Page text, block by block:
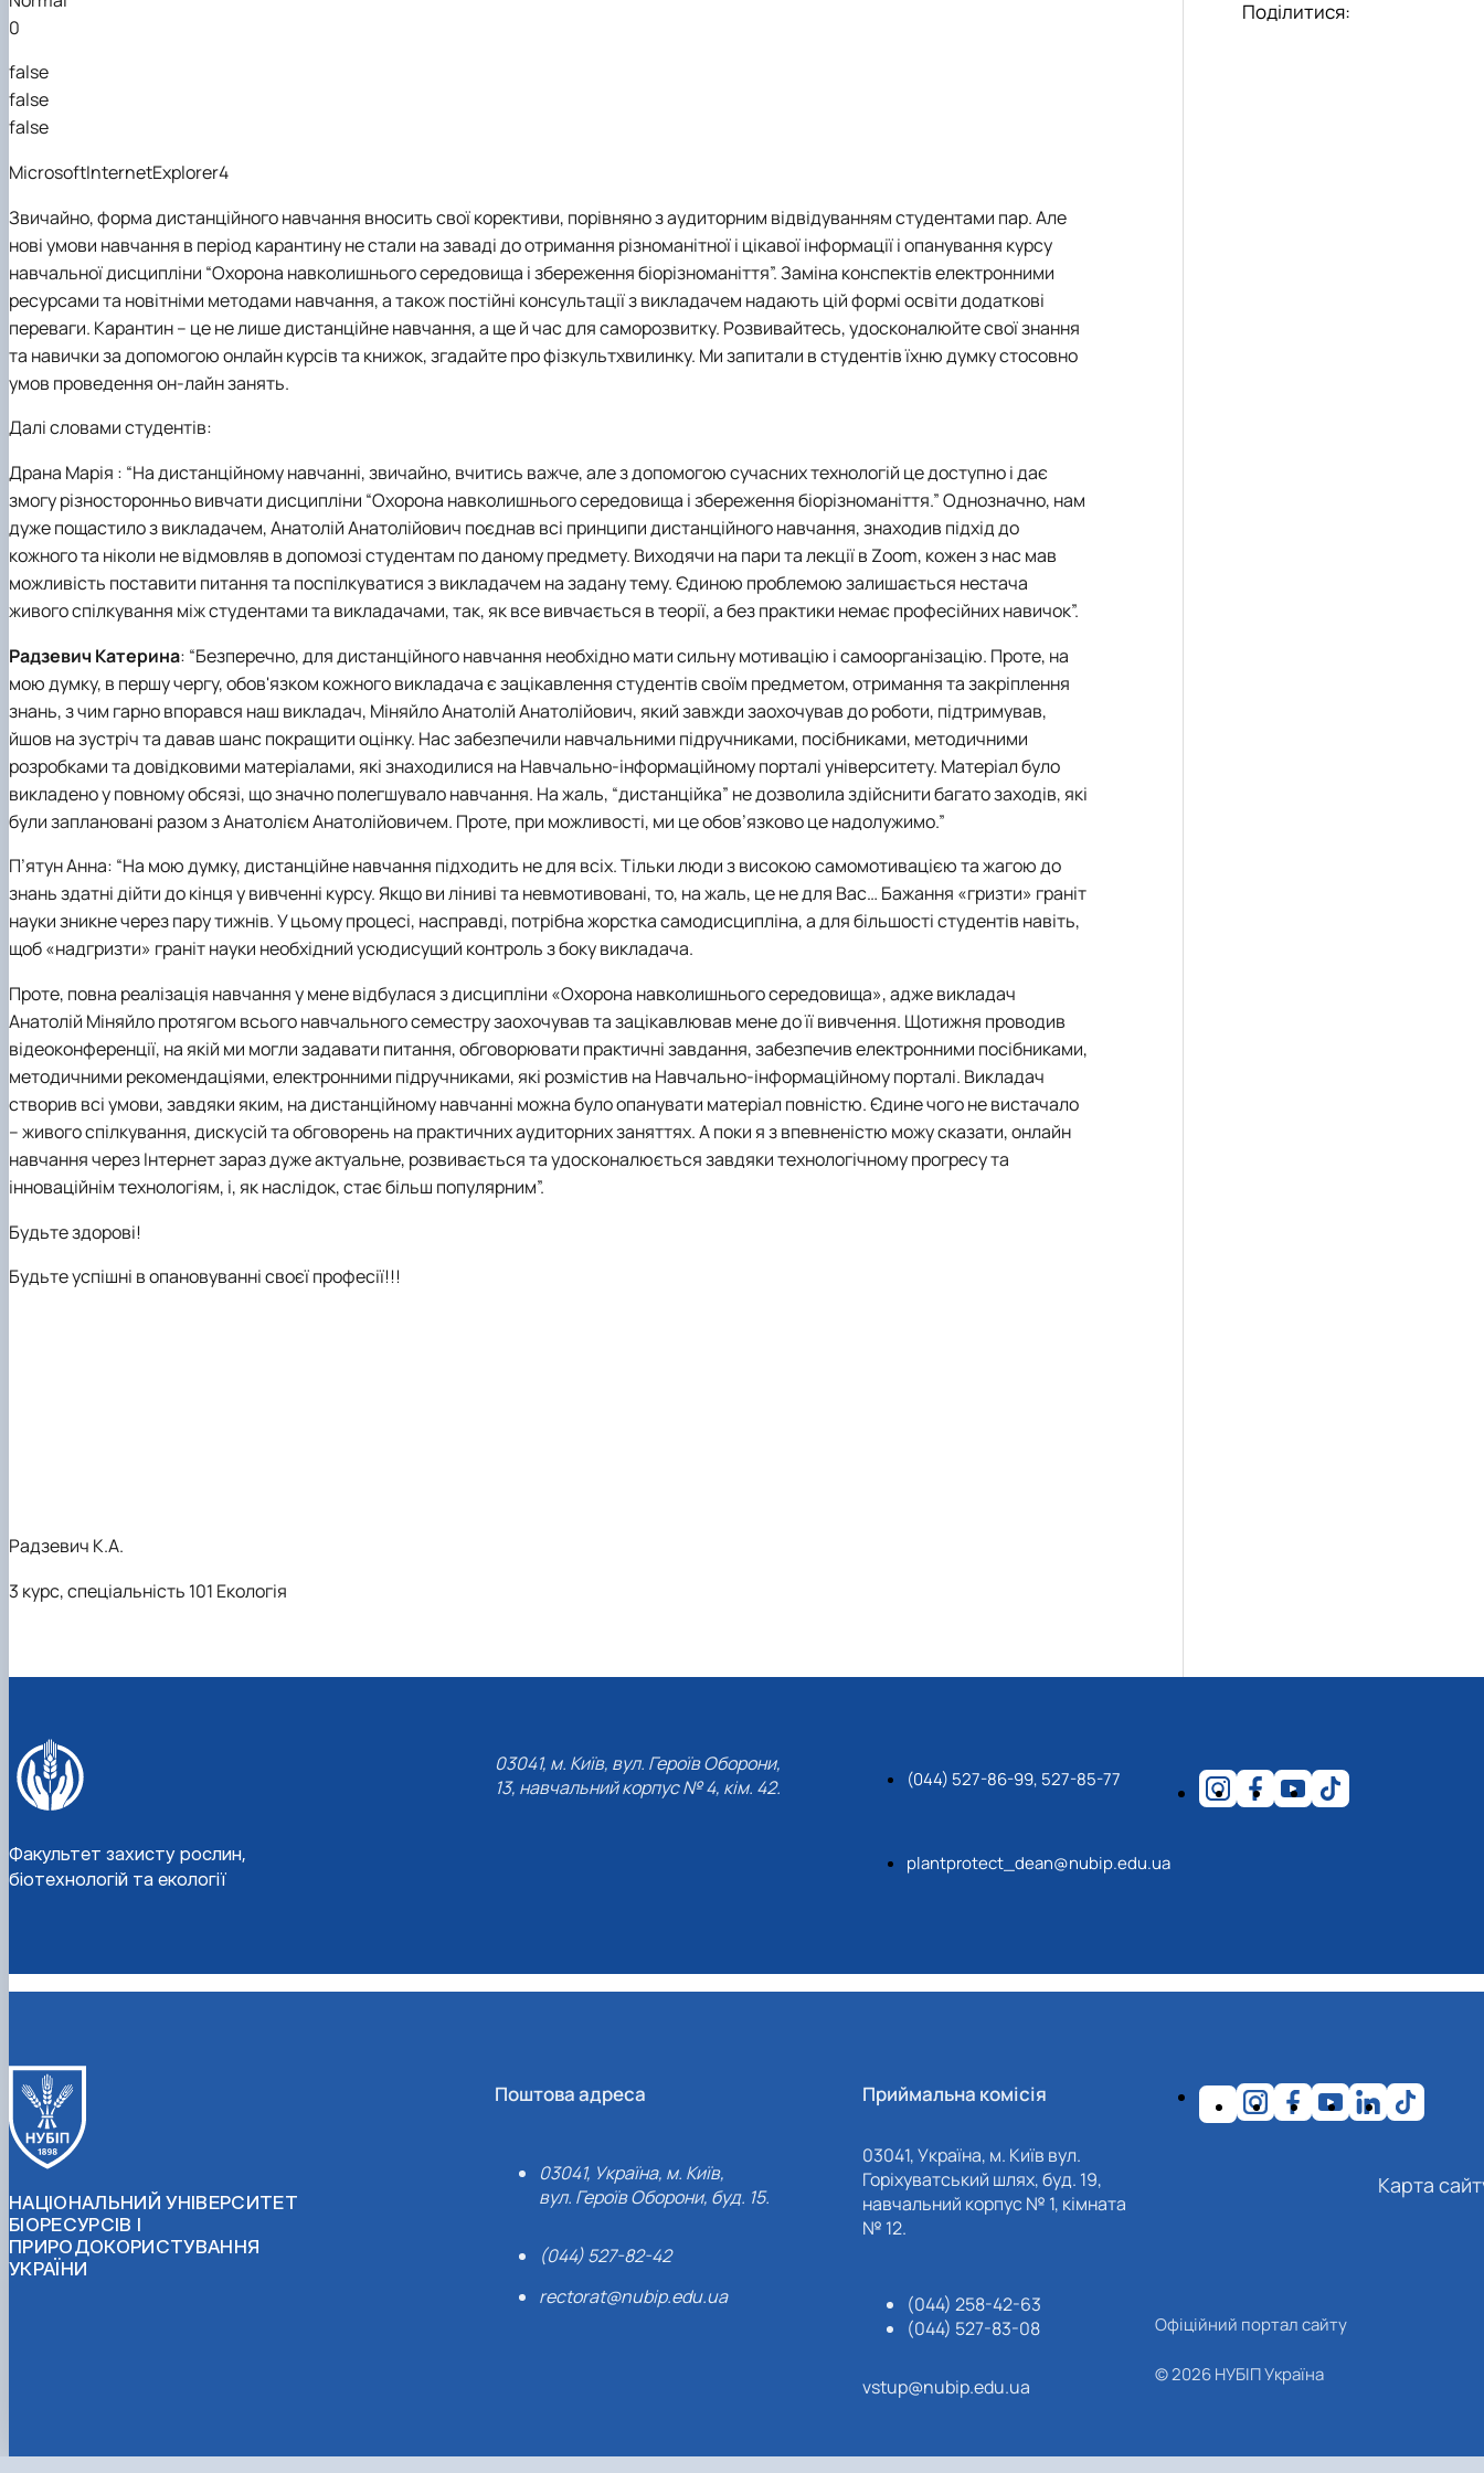
0
false
false
false
MicrosoftInternetExplorer4
Звичайно, форма дистанційного навчання вносить свої корективи, порівняно з аудиторним відвідуванням студентами пар. Але
нові умови навчання в період карантину не стали на заваді до отримання різноманітної і цікавої інформації і опанування курсу
навчальної дисципліни “Охорона навколишнього середовища і збереження біорізноманіття”. Заміна конспектів електронними
ресурсами та новітніми методами навчання, а також постійні консультації з викладачем надають цій формі освіти додаткові
переваги. Карантин – це не лише дистанційне навчання, а ще й час для саморозвитку. Розвивайтесь, удосконалюйте свої знання
та навички за допомогою онлайн курсів та книжок, згадайте про фізкультхвилинку. Ми запитали в студентів їхню думку стосовно
умов проведення он-лайн занять.
Далі словами студентів:
Драна Марія : “На дистанційному навчанні, звичайно, вчитись важче, але з допомогою сучасних технологій це доступно і дає
змогу різносторонньо вивчати дисципліни “Охорона навколишнього середовища і збереження біорізноманіття.”Однозначно, нам
дуже пощастило з викладачем, Анатолій Анатолійович поєднав всі принципи дистанційного навчання, знаходив підхід до
кожного та ніколи не відмовляв в допомозі студентам по даному предмету. Виходячи на пари та лекції в Zoom, кожен з нас мав
можливість поставити питання та поспілкуватися з викладачем на задану тему. Єдиною проблемою залишається нестача
живого спілкування між студентами та викладачами, так, як все вивчається в теорії, а без практики немає професійних навичок”.
Радзевич Катерина: “Безперечно, для дистанційного навчання необхідно мати сильну мотивацію і самоорганізацію. Проте, на
мою думку, в першу чергу, обов'язком кожного викладача є зацікавлення студентів своїм предметом, отримання та закріплення
знань, з чим гарно впорався наш викладач, Міняйло Анатолій Анатолійович, який завжди заохочував до роботи, підтримував,
йшов на зустріч та давав шанс покращити оцінку. Нас забезпечили навчальними підручниками, посібниками, методичними
розробками та довідковими матеріалами, які знаходилися на Навчально-інформаційному порталі університету. Матеріал було
викладено у повному обсязі, що значно полегшувало навчання. На жаль, “дистанційка” не дозволила здійснити багато заходів, які
були заплановані разом з Анатолієм Анатолійовичем. Проте, при можливості, ми це обов’язково це надолужимо.”
П’ятун Анна: “На мою думку, дистанційне навчання підходить не для всіх. Тільки люди з високою самомотивацією та жагою до
знань здатні дійти до кінця у вивченні курсу. Якщо ви ліниві та невмотивовані, то, на жаль, це не для Вас… Бажання «гризти» граніт
науки зникне через пару тижнів. У цьому процесі, насправді, потрібна жорстка самодисципліна, а для більшості студентів навіть,
щоб «надгризти» граніт науки необхідний усюдисущий контроль з боку викладача.
Проте, повна реалізація навчання у мене відбулася з дисципліни «Охорона навколишнього середовища», адже викладач
Анатолій Міняйло протягом всього навчального семестру заохочував та зацікавлював мене до її вивчення. Щотижня проводив
відеоконференції, на якій ми могли задавати питання, обговорювати практичні завдання, забезпечив електронними посібниками,
методичними рекомендаціями, електронними підручниками, які розмістив на Навчально-інформаційному порталі. Викладач
створив всі умови, завдяки яким, на дистанційному навчанні можна було опанувати матеріал повністю. Єдине чого не вистачало
– живого спілкування, дискусій та обговорень на практичних аудиторних заняттях. А поки я з впевненістю можу сказати, онлайн
навчання через Інтернет зараз дуже актуальне, розвивається та удосконалюється завдяки технологічному прогресу та
інноваційнім технологіям, і, як наслідок, стає більш популярним”.
Будьте здорові!
Будьте успішні в опановуванні своєї професії!!!
Радзевич К.А.
3 курс, спеціальність 101 Екологія
Поділитися:
Факультет захисту рослин,
біотехнологій та екології
03041, м. Київ, вул. Героїв Оборони,
13, навчальний корпус № 4, кім. 42.
(044) 527-86-99, 527-85-77
plantprotect_dean@nubip.edu.ua
НАЦІОНАЛЬНИЙ УНІВЕРСИТЕТ
БІОРЕСУРСІВ І
ПРИРОДОКОРИСТУВАННЯ
УКРАЇНИ
Поштова адреса
03041, Україна, м. Київ,
вул. Героїв Оборони, буд. 15.
(044) 527-82-42
rectorat@nubip.edu.ua
Приймальна комісія
03041, Україна, м. Київ вул.
Горіхуватський шлях, буд. 19,
навчальний корпус № 1, кімната
№ 12.
(044) 258-42-63
(044) 527-83-08
vstup@nubip.edu.ua
Карта
Офіційний портал сайту
© 2026 НУБІП Україна